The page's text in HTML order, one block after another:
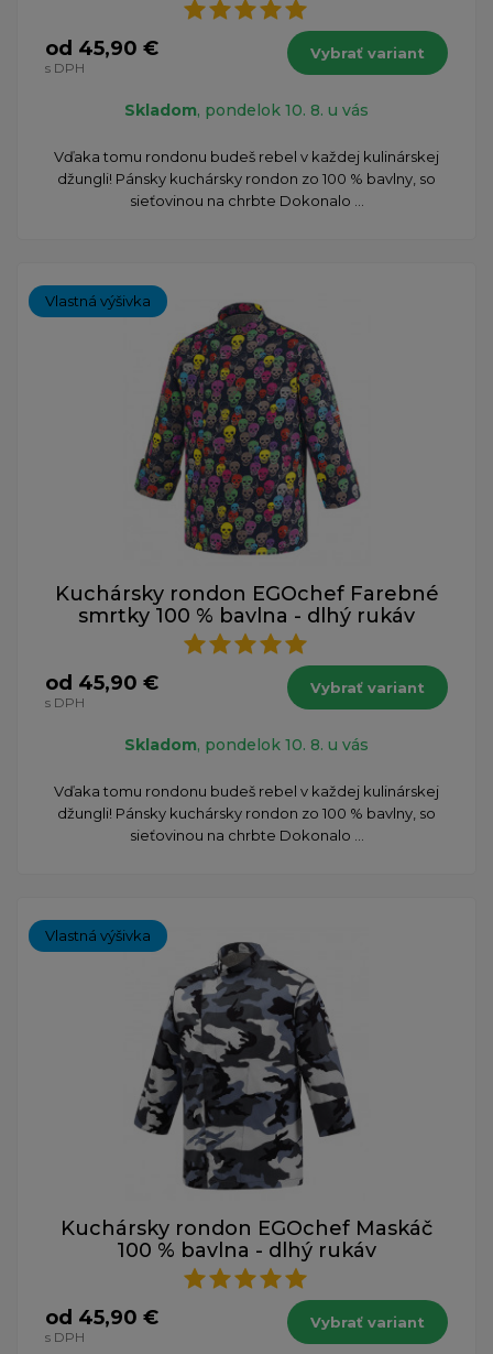
od 45,90 €
s DPH
Vybrať variant
Skladom, pondelok 10. 8. u vás
Vďaka tomu rondonu budeš rebel v každej kulinárskej
džungli! Pánsky kuchársky rondon zo 100 % bavlny, so
sieťovinou na chrbte Dokonalo ...
Vlastná výšivka
Kuchársky rondon EGOchef Farebné
smrtky 100 % bavlna - dlhý rukáv
od 45,90 €
s DPH
Vybrať variant
Skladom, pondelok 10. 8. u vás
Vďaka tomu rondonu budeš rebel v každej kulinárskej
džungli! Pánsky kuchársky rondon zo 100 % bavlny, so
sieťovinou na chrbte Dokonalo ...
Vlastná výšivka
Kuchársky rondon EGOchef Maskáč
100 % bavlna - dlhý rukáv
od 45,90 €
s DPH
Vybrať variant